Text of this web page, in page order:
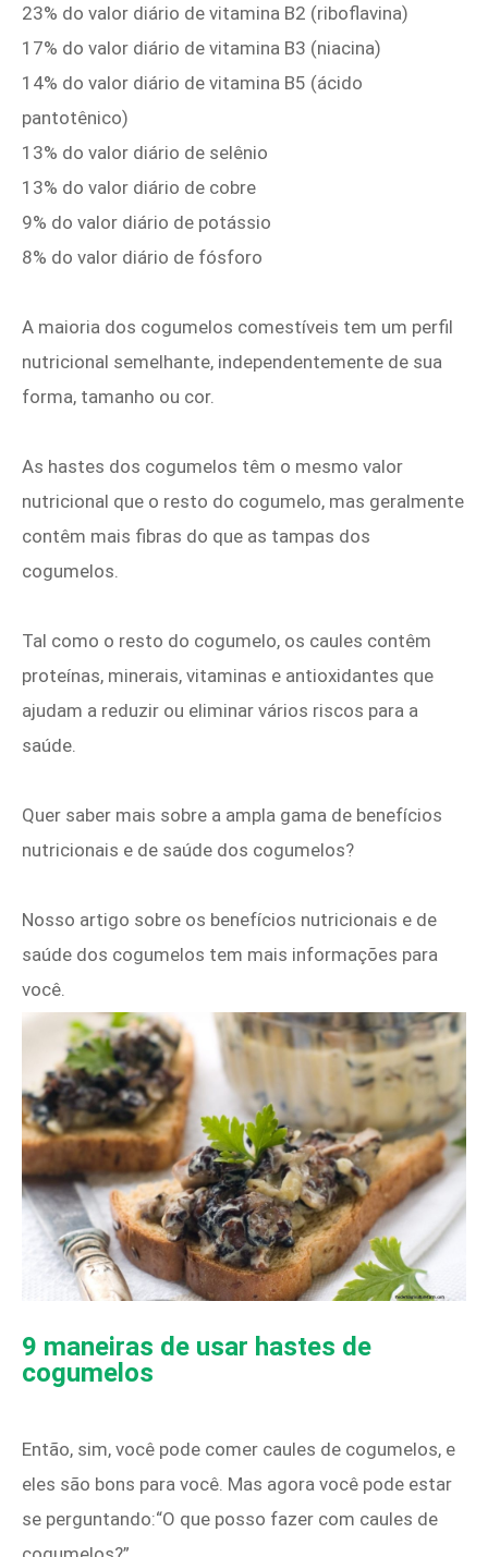
23% do valor diário de vitamina B2 (riboflavina)
17% do valor diário de vitamina B3 (niacina)
14% do valor diário de vitamina B5 (ácido
pantotênico)
13% do valor diário de selênio
13% do valor diário de cobre
9% do valor diário de potássio
8% do valor diário de fósforo
A maioria dos cogumelos comestíveis tem um perfil
nutricional semelhante, independentemente de sua
forma, tamanho ou cor.
As hastes dos cogumelos têm o mesmo valor
nutricional que o resto do cogumelo, mas geralmente
contêm mais fibras do que as tampas dos
cogumelos.
Tal como o resto do cogumelo, os caules contêm
proteínas, minerais, vitaminas e antioxidantes que
ajudam a reduzir ou eliminar vários riscos para a
saúde.
Quer saber mais sobre a ampla gama de benefícios
nutricionais e de saúde dos cogumelos?
Nosso artigo sobre os benefícios nutricionais e de
saúde dos cogumelos tem mais informações para
você.
9 maneiras de usar hastes de
cogumelos
Então, sim, você pode comer caules de cogumelos, e
eles são bons para você. Mas agora você pode estar
se perguntando:“O que posso fazer com caules de